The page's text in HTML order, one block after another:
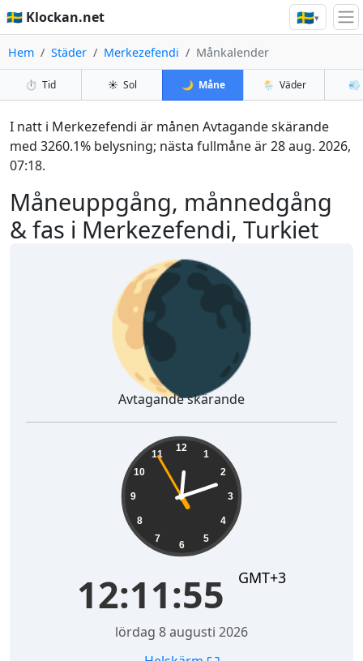
🇸🇪 Klockan.net 🇸🇪▾
Hem Städer Merkezefendi Månkalender
⏱️ Tid ☀️ Sol 🌙 Måne 🌦️ Väder 💨
Måneuppgång, månnedgång
& fas i Merkezefendi, Turkiet
I natt i Merkezefendi är månen Avtagande skärande
med 3260.1% belysning; nästa fullmåne är 28 aug. 2026,
07:18.
🌘
Avtagande skärande
12
1
2
3
4
5
6
7
8
9
10
11
12:11:56 GMT+3
lördag 8 augusti 2026